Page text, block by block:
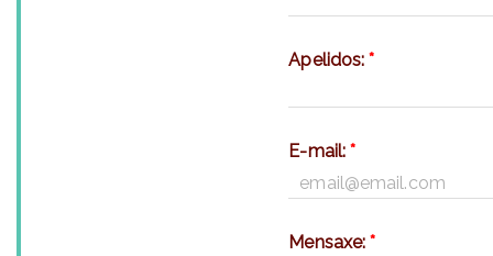
Apelidos:*
E-mail:*
Mensaxe:*